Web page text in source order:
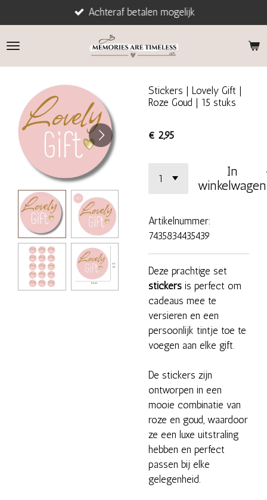
direct
naar
Achteraf betalen mogelijk
Stickers | Lovely Gift |
Roze Goud | 15 stuks
€ 2,95
In
winkelwagen
Artikelnummer:
7435834435439
Deze prachtige set
stickers is perfect om
cadeaus mee te
versieren en een
persoonlijk tintje toe te
voegen aan elke gift.
De stickers zijn
ontworpen in een
mooie combinatie van
roze en goud, waardoor
ze een luxe uitstraling
hebben en perfect
passen bij elke
gelegenheid.